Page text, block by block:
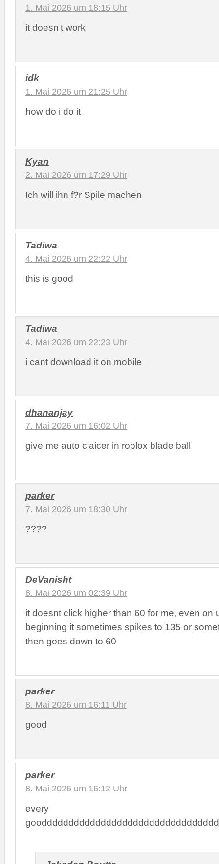
1. Mai 2026 um 18:15 Uhr
it doesn’t work
idk
1. Mai 2026 um 21:25 Uhr
how do i do it
Kyan
2. Mai 2026 um 17:29 Uhr
Ich will ihn f?r Spile machen
Tadiwa
4. Mai 2026 um 22:22 Uhr
this is good
Tadiwa
4. Mai 2026 um 22:23 Uhr
i cant download it on mobile
dhananjay
7. Mai 2026 um 16:02 Uhr
give me auto claicer in roblox blade ball
parker
7. Mai 2026 um 18:30 Uhr
????
DeVanisht
8. Mai 2026 um 02:39 Uhr
it doesnt click higher than 60 for me, even on
beginning it sometimes spikes to 135 or
then goes down to 60
parker
8. Mai 2026 um 16:11 Uhr
good
parker
8. Mai 2026 um 16:12 Uhr
every